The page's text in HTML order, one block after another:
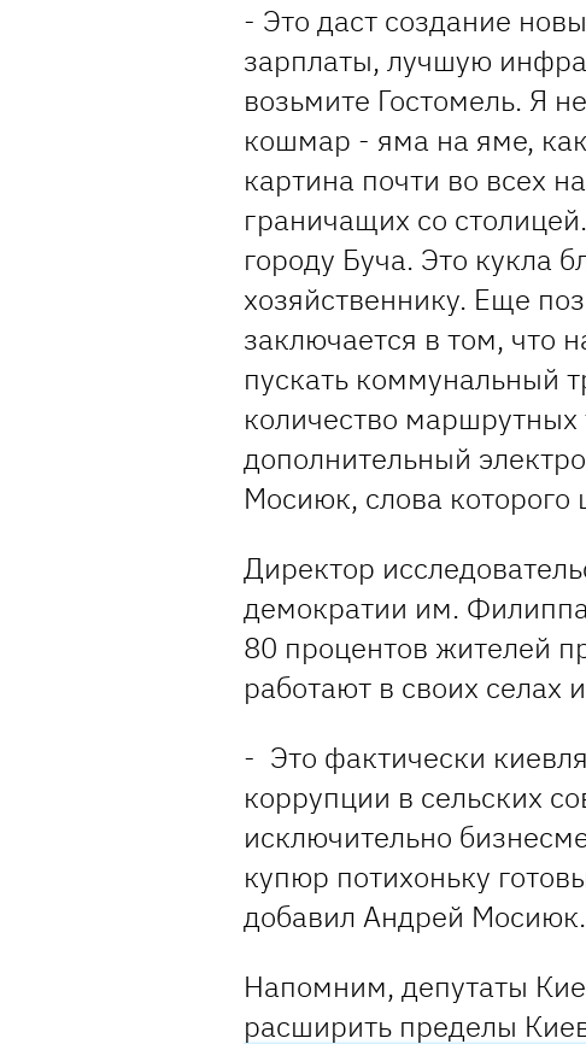
- Это даст создание
зарплаты, лучшую
возьмите Гостомель. Я
кошмар - яма на яме,
картина почти во всех
граничащих со
городу Буча. Это кукла
хозяйственнику. Еще
заключается в том, что
пускать коммунальный
количество
дополнительный
Мосиюк, слова которого
Директор
демократии им.
80 процентов жителей
работают в своих селах
- Это фактически
коррупции в сельских
исключительно
купюр потихоньку
добавил Андрей Мосиюк.
Напомним, депутаты
расширить пределы